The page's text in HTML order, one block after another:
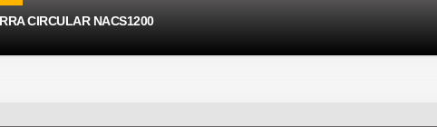
CIRCULAR NACS1200